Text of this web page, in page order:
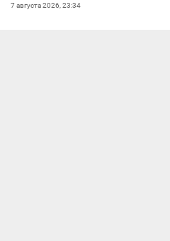
7 августа 2026, 23:34